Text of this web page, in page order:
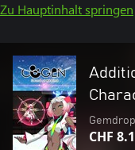
Zu Hauptinhalt springen
CHF